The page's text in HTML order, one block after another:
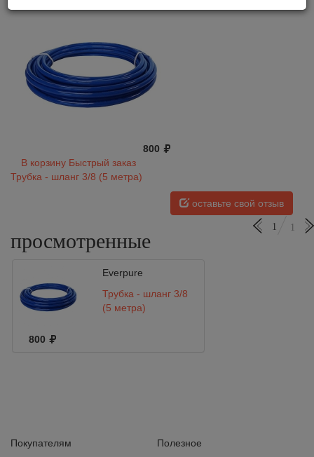
800
В корзину Быстрый заказ
Трубка - шланг 3/8 (5 метра)
оставьте свой отзыв
просмотренные
1 1
Everpure
Трубка - шланг 3/8
(5 метра)
800
Покупателям
Полезное